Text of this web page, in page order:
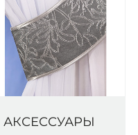
АКСЕССУАРЫ